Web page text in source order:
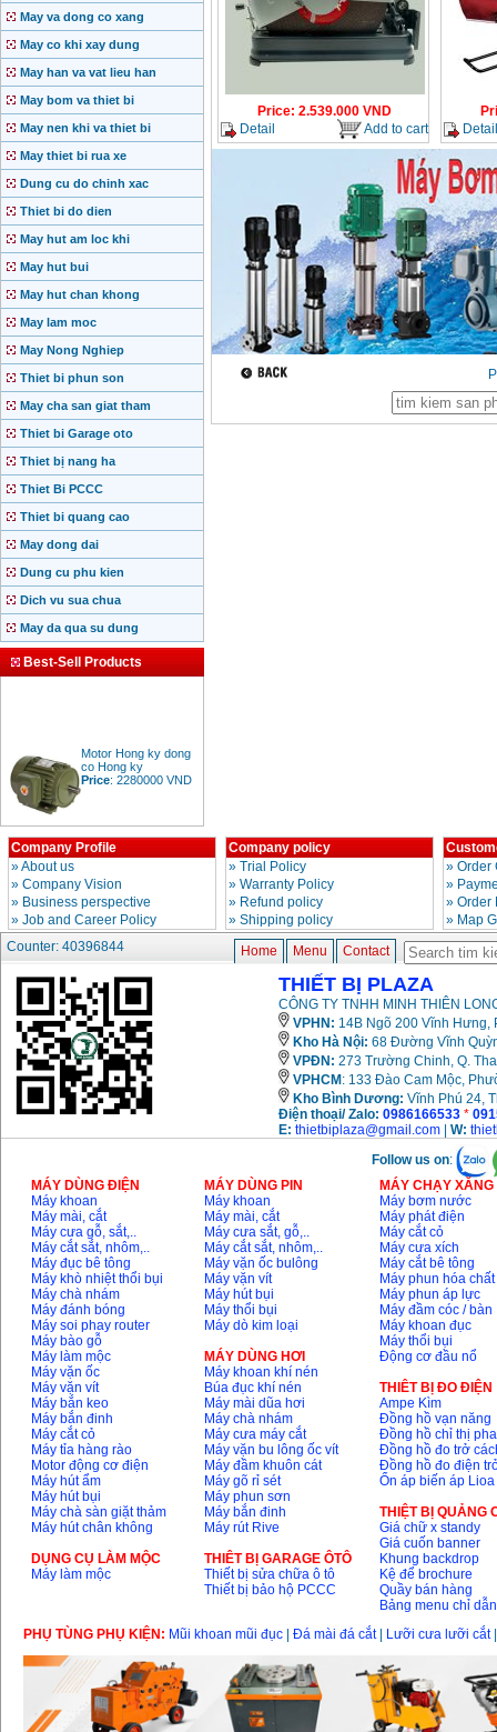
May va dong co xang
May co khi xay dung
May han va vat lieu han
May bom va thiet bi
May nen khi va thiet bi
May thiet bi rua xe
Dung cu do chinh xac
Thiet bi do dien
May hut am loc khi
May hut bui
May hut chan khong
May lam moc
May Nong Nghiep
Thiet bi phun son
May cha san giat tham
Thiet bi Garage oto
Thiet bị nang ha
Thiet Bi PCCC
Thiet bi quang cao
May dong dai
Dung cu phu kien
Dich vu sua chua
May da qua su dung
Best-Sell Products
Motor Hong ky dong
co Hong ky
Price:2280000 VND
BAng gia dong co
Price:6500000
Bang gia mui khoan
rut loi be tong
:330000
May khoan Bosch da
nang GBH 2-26DRE
(800W)
Price
:3980000
xang Stihl MS661
May cat goc da nang
Makita LS1019L
(1510W)
Price:14068000
VND
Bo may khoan 100
chi tiet Bosch GSB
13RE (650W)
Price:
May khoan Bosch
GSB 16RE (750W)
Price:1850000
Dong co xang Honda
GX160 (5.5HP)
Makita 9553B (710W)
1296000
Price: 2.539.000 VND
Detail
Add to cart
Detail
Company Profile
»About us
» Company Vision
» Business perspective
» Job and Career Policy
Company policy
» Trial Policy
» Warranty Policy
» Refund policy
» Shipping policy
» Order
»
» Order
» Map
Counter: 40396844
Home Menu Contact
THIẾT BỊ PLAZA
CÔNG TY TNHH MINH THIÊN
VPHN: 14B Ngõ 200 Vĩnh Hưng,
Kho Hà Nội: 68 Đường Vĩnh
VPĐN: 273 Trường Chinh, Q.
VPHCM : 133 Đào Cam Mộc,
Kho Bình Dương: Vĩnh Phú 24,
Điện thoại/ Zalo: 0986166533 *
E: thietbiplaza@gmail.com W:
Follow us on:
MÁY DÙNG ĐIỆN
Máy khoan
Máy mài, cắt
Máy cưa gỗ, sắt,..
Máy cắt sắt, nhôm,..
Máy đục bê tông
Máy khò nhiệt thổi bụi
Máy chà nhám
Máy đánh bóng
Máy soi phay router
Máy bào gỗ
Máy làm mộc
Máy vặn ốc
Máy vặn vít
Máy bắn keo
Máy bắn đinh
Máy cắt cỏ
Máy tỉa hàng rào
Motor động cơ điện
Máy hút ẩm
Máy hút bụi
Máy chà sàn giặt thảm
Máy hút chân không
DỤNG CỤ LÀM MỘC
Máy làm mộc
MÁY DÙNG PIN
Máy khoan
Máy mài, cắt
Máy cưa sắt, gỗ,..
Máy cắt sắt, nhôm,..
Máy vặn ốc bulông
Máy vặn vít
Máy hút bụi
Máy thổi bụi
Máy dò kim loại
MÁY DÙNG HƠI
Máy khoan khí nén
Búa đục khí nén
Máy mài dũa hơi
Máy chà nhám
Máy cưa máy cắt
Máy vặn bu lông ốc vít
Máy đầm khuôn cát
Máy gõ rỉ sét
Máy phun sơn
Máy bắn đinh
Máy rút Rive
THIÊT BỊ GARAGE ÔTÔ
Thiết bị sửa chữa ô tô
Thiết bị bảo hộ PCCC
MÁY CHẠY
Máy bơm nước
Máy phát điện
Máy cắt cỏ
Máy cưa xích
Máy cắt bê tông
Máy phun hóa chất
Máy phun áp lực
Máy đầm cóc / bàn
Máy khoan đục
Máy thổi bụi
Động cơ đầu nổ
THIÊT BỊ ĐO ĐIỆN
Ampe Kìm
Đồng hồ vạn năng
Đồng hồ chỉ thị pha
Đồng hồ đo trở
Đồng hồ đo điện
Ổn áp biến áp Lioa
THIỆT BỊ QUẢNG
Giá chữ x standy
Giá cuốn banner
Khung backdrop
Kệ để brochure
Quầy bán hàng
Bảng menu chỉ dẫn
PHỤ TÙNG PHỤ KIỆN: Mũi khoan mũi đục Đá mài đá cắt| Lưỡi cưa lưỡi cắt